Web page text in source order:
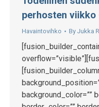
perhosten viikko
Havaintovihko By Jukka
background_color=””